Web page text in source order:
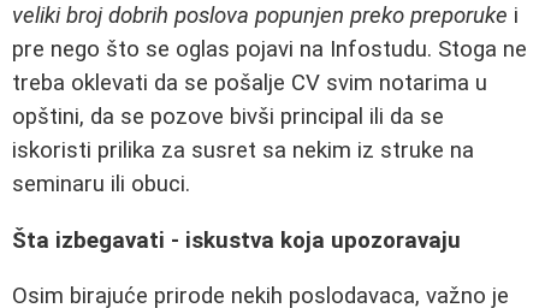
veliki broj dobrih poslova popunjen preko preporuke i
pre nego što se oglas pojavi na Infostudu. Stoga ne
treba oklevati da se pošalje CV svim notarima u
opštini, da se pozove bivši principal ili da se
iskoristi prilika za susret sa nekim iz struke na
seminaru ili obuci.
Šta izbegavati - iskustva koja upozoravaju
Osim birajuće prirode nekih poslodavaca, važno je